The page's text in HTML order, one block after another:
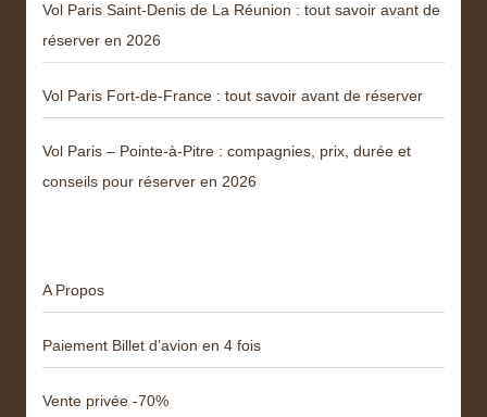
Vol Paris Saint-Denis de La Réunion : tout savoir avant de
réserver en 2026
Vol Paris Fort-de-France : tout savoir avant de réserver
Vol Paris – Pointe-à-Pitre : compagnies, prix, durée et
conseils pour réserver en 2026
A Propos
Paiement Billet d’avion en 4 fois
Vente privée -70%